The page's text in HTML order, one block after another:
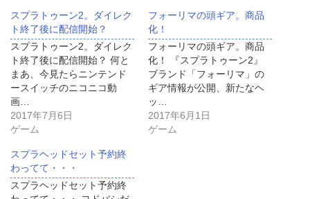
スプラトゥーン2。ダイレク
ト終了後に配信開始？
スプラトゥーン2。ダイレク
ト終了後に配信開始？ 何と
まあ、今見たらニンテンド
ースイッチのニコニコ動
画…
2017年7月6日
ゲーム
フォーリマの頭ギア。商品
化！
フォーリマの頭ギア。商品
化！ 『スプラトゥーン2』
ブランド「フォーリマ」の
ギア情報が公開、新たなヘ
ッ…
2017年6月1日
ゲーム
スプラヘッドセット予約終
わってて・・・
スプラヘッドセット予約終